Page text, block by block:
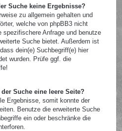
Suche keine Ergebnisse?
zu allgemein gehalten und
welche von phpBB3 nicht
spezifischere Anfrage und benutze
Suche bietet. Außerdem ist
dein(e) Suchbegriff(e) hier
wurden. Prüfe ggf. die
Suche eine leere Seite?
Ergebnisse, somit konnte der
Benutze die erweiterte Suche
ein oder beschränke die